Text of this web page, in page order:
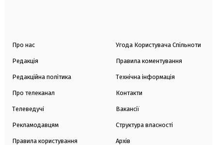
Про нас
Редакція
Редакційна політика
Про телеканал
Телеведучі
Рекламодавцям
Правила користування
Угода Користувача Спільноти
Правила коментування
Технічна інформація
Контакти
Вакансії
Структура власності
Архів